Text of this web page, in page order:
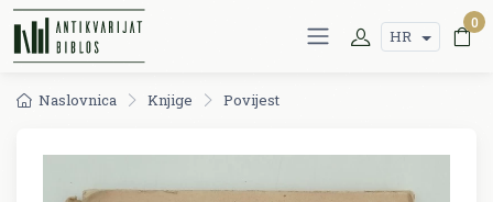
HR
0
Naslovnica Knjige Povijest